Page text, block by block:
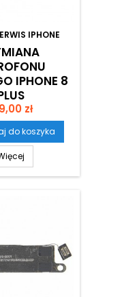
IPHONE
IPHONE 8
zł
do koszyka